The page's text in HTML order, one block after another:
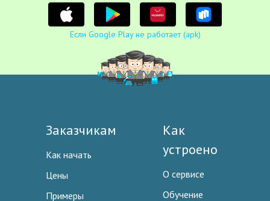
Если Google Play не работает (apk)
Заказчикам
Как начать
Цены
Примеры
Как
устроено
О сервисе
Обучение